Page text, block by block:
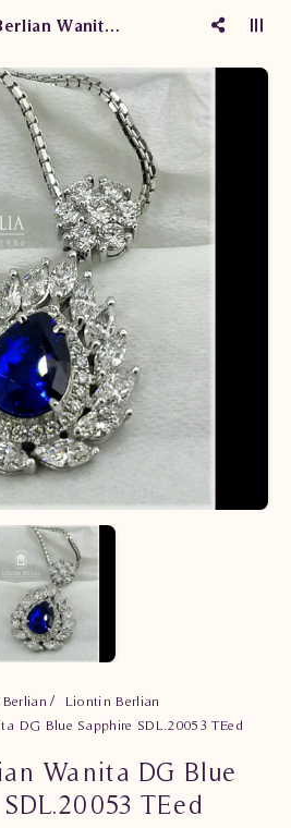
Liontin Berlian Wanita DG Blue Sapphire SDL.20053 TEed
Liontin Berlian
DG Blue Sapphire SDL.20053 TEed
Wanita DG Blue
TEed